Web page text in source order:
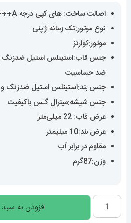
اصالت ساخت: های کپی درجه A+++
نوع موتور:تک زمانه ژاپنی
موتور:کوارتز
جنس قاب:استینلس استیل ضدزنگ
ضد حساسیت
جنس بند:استینلس استیل
جنس شیشه:مینرال گلس باکیفیت
عرض قاب: 22 میلی‌متر
عرض بند:10 میلیمتر
مقاوم در برابر آب
وزن:87گرم
ساعت
زنانه
افزودن به